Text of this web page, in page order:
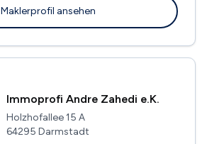
Maklerprofil ansehen
Immoprofi Andre Zahedi e.K.
Holzhofallee 15 A
64295 Darmstadt